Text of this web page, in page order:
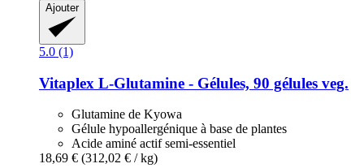
Ajouter
5.0 (1)
Vitaplex L-​Glutamine -​ Gélules, 90 gélules veg.
Glutamine de Kyowa
Gélule hypoallergénique à base de plantes
Acide aminé actif semi-essentiel
18,69 € (312,02 € / kg)